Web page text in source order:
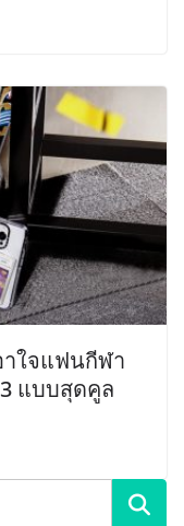
าใจแฟนกีฬา
แบบสุดคูล